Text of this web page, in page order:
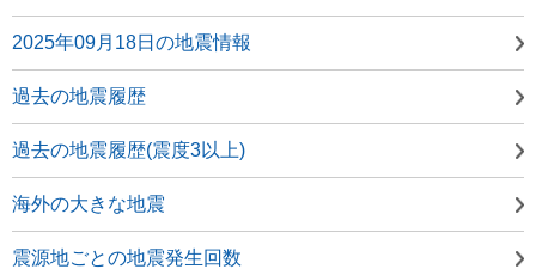
2025年09月18日の地震情報
過去の地震履歴
過去の地震履歴(震度3以上)
海外の大きな地震
震源地ごとの地震発生回数